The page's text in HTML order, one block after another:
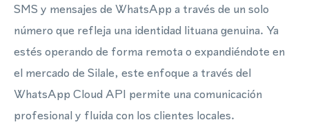
SMS y mensajes de WhatsApp a través de un solo
número que refleja una identidad lituana genuina. Ya
estés operando de forma remota o expandiéndote en
el mercado de Silale, este enfoque a través del
WhatsApp Cloud API permite una comunicación
profesional y fluida con los clientes locales.